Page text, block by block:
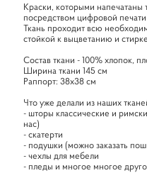
Краски, которыми напечатаны
посредством цифровой
Ткань проходит всю
стойкой к выцветанию и
Cостав ткани - 100% хлопок,
Ширина ткани 145 см
Раппорт: 38х38 см
Что уже делали из наших
- шторы классические и
нас)
- скатерти
- подушки (можно заказать
- чехлы для мебели
- пледы и многое многое